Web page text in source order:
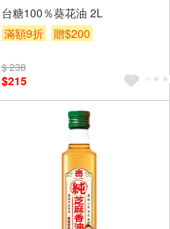
台糖100％葵花油 2L
滿額9折
贈$200
$ 238
$215